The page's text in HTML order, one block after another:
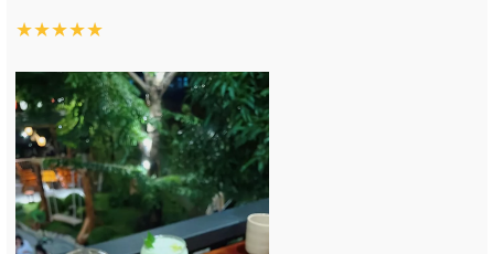
★★★★★